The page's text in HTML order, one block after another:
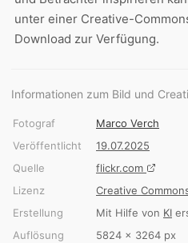
unter einer Creative-
Download zur Verfügung.
Informationen zum Bild und
Fotograf
Marco Verch
Veröffentlicht
19.07.2025
Quelle
flickr.com
Lizenz
Creative
Erstellung
Mit Hilfe von KI
Auflösung
5824 × 3264 px